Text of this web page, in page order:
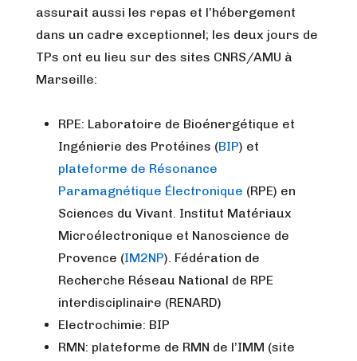
assurait aussi les repas et l’hébergement
dans un cadre exceptionnel; les deux jours de
TPs ont eu lieu sur des sites CNRS/AMU à
Marseille:
RPE: Laboratoire de Bioénergétique et
Ingénierie des Protéines (BIP) et
plateforme de Résonance
Paramagnétique Électronique (RPE) en
Sciences du Vivant. Institut Matériaux
Microélectronique et Nanoscience de
Provence (IM2NP). Fédération de
Recherche Réseau National de RPE
interdisciplinaire (RENARD)
Electrochimie: BIP
RMN: plateforme de RMN de l’IMM (site